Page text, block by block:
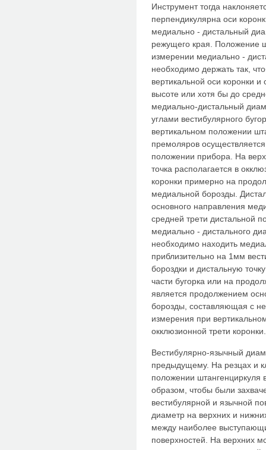
Инструмент тогда
перпендикулярна оси
медиально - дистальный
режущего края. Положение
измерении медиально -
необходимо держать так,
вертикальной оси коронки
высоте или хотя бы до
медиально-дистальный
углами вестибулярного
вертикальном положении
премоляров
положении прибора. На
точка располагается в
коронки примерно на
медиальной борозды.
основного направления
средней трети дистальной
медиально - дистального
необходимо находить
приблизительно на 1мм
бороздки и дистальную
части бугорка или на
является продолжением
борозды, составляющая с
измерения при
окклюзионной трети коронки.
Вестибулярно-язычный
предыдущему. На резцах и
положении штангенциркуля
образом, чтобы были
вестибулярной и язычной
диаметр на верхних и
между наиболее
поверхностей. На верхних